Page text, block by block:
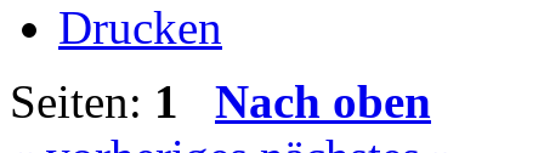
Drucken
Seiten: 1
Nach oben